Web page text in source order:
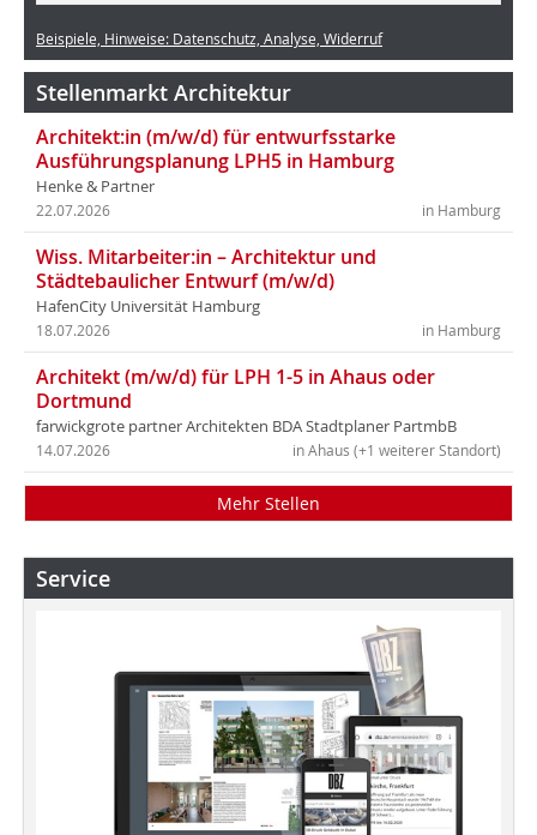
Beispiele, Hinweise: Datenschutz, Analyse, Widerruf
Stellenmarkt Architektur
Architekt:in (m/w/d) für entwurfsstarke
Ausführungsplanung LPH5 in Hamburg
Henke & Partner
in Hamburg
22.07.2026
Wiss. Mitarbeiter:in – Architektur und
Städtebaulicher Entwurf (m/w/d)
HafenCity Universität Hamburg
in Hamburg
18.07.2026
Architekt (m/w/d) für LPH 1-5 in Ahaus oder
Dortmund
farwickgrote partner Architekten BDA Stadtplaner PartmbB
in Ahaus (+1 weiterer Standort)
14.07.2026
Mehr Stellen
Service